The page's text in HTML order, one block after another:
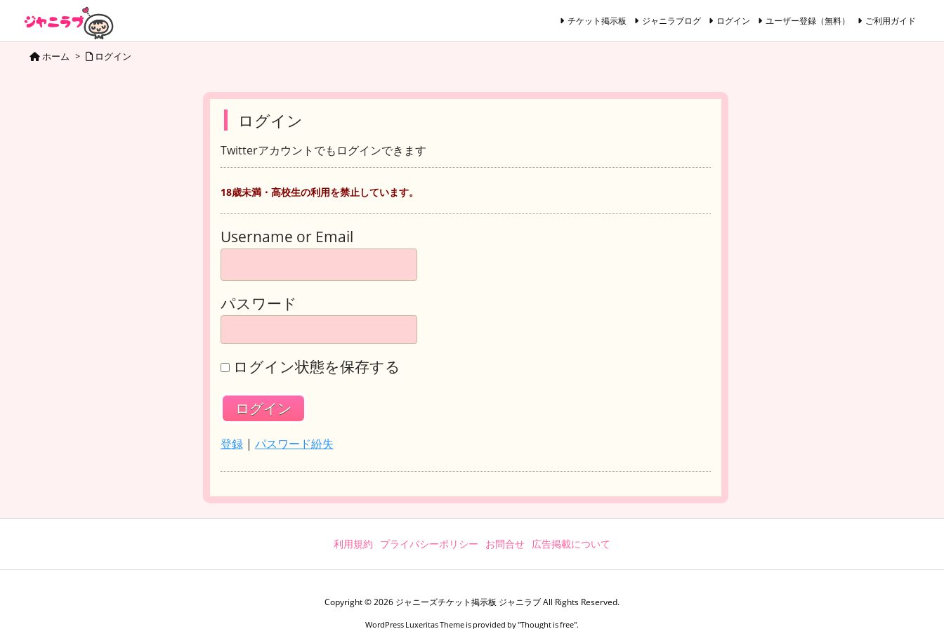
チケット掲示板 ジャニラブログ ログイン ユーザー登録（無料） ご利用ガイド
ホーム > ログイン
ログイン
Twitterアカウントでもログインできます
18歳未満・高校生の利用を禁止しています。
Username or Email
パスワード
ログイン状態を保存する
登録| パスワード紛失
利用規約 プライバシーポリシー お問合せ 広告掲載について
Copyright ©2026 ジャニーズチケット掲示板 ジャニラブAll Rights Reserved.
WordPress Luxeritas Theme is provided by "Thought is free".